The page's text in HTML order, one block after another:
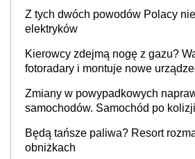
Z tych dwóch powodów Polacy
elektryków
Kierowcy zdejmą nogę z gazu?
fotoradary i montuje nowe
Zmiany w powypadkowych
samochodów. Samochód po
producenta
Będą tańsze paliwa? Resort
obniżkach